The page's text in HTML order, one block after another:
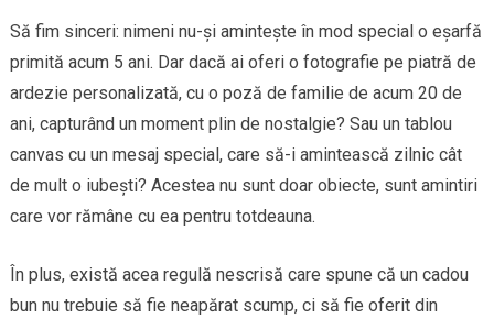
Să fim sinceri: nimeni nu-și amintește în mod special o eșarfă
primită acum 5 ani. Dar dacă ai oferi o fotografie pe piatră de
ardezie personalizată, cu o poză de familie de acum 20 de
ani, capturând un moment plin de nostalgie? Sau un tablou
canvas cu un mesaj special, care să-i amintească zilnic cât
de mult o iubești? Acestea nu sunt doar obiecte, sunt amintiri
care vor rămâne cu ea pentru totdeauna.
În plus, există acea regulă nescrisă care spune că un cadou
bun nu trebuie să fie neapărat scump, ci să fie oferit din